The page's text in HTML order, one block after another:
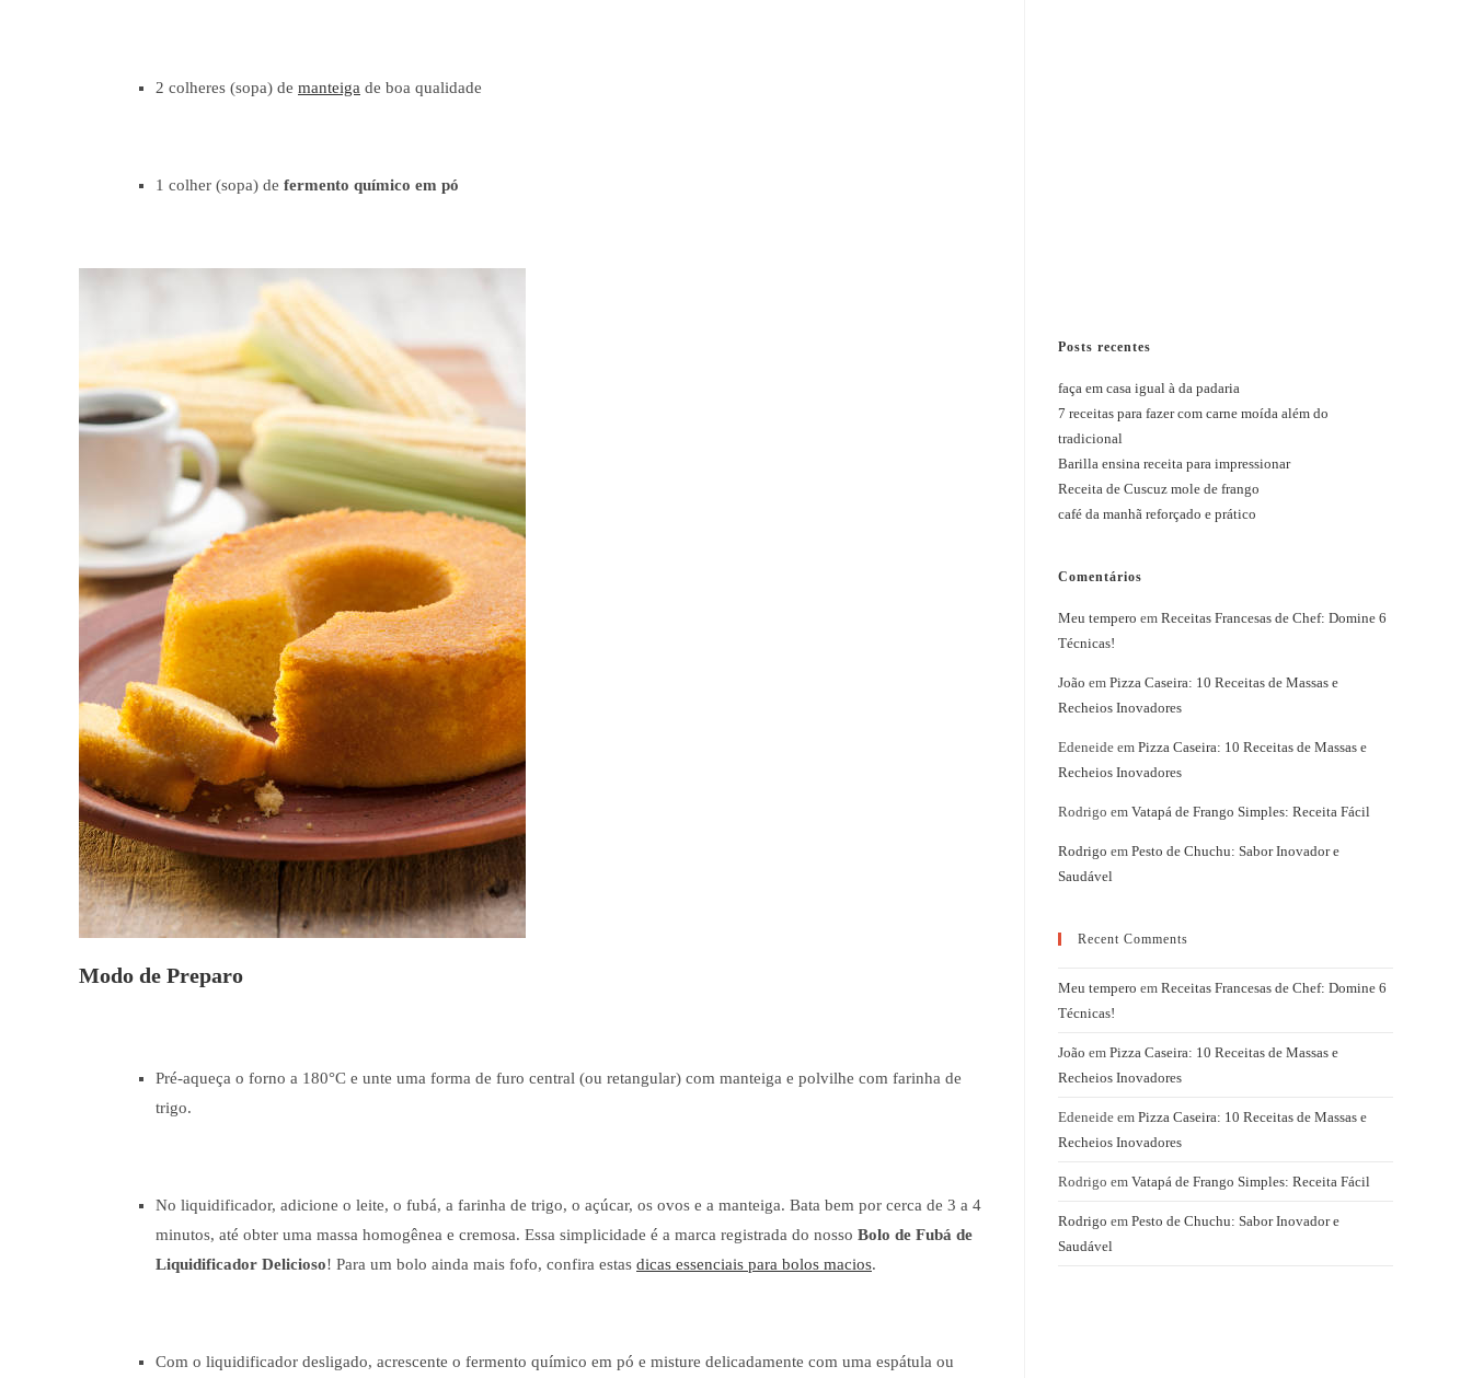
2 colheres (sopa) de manteiga de boa qualidade
1 colher (sopa) de fermento químico em pó
Modo de Preparo
Pré-aqueça o forno a 180°C e unte uma forma de furo central (ou retangular) com manteiga e polvilhe com farinha de
trigo.
No liquidificador, adicione o leite, o fubá, a farinha de trigo, o açúcar, os ovos e a manteiga. Bata bem por cerca de 3 a 4
minutos, até obter uma massa homogênea e cremosa. Essa simplicidade é a marca registrada do nosso Bolo de Fubá de
Liquidificador Delicioso! Para um bolo ainda mais fofo, confira estas dicas essenciais para bolos macios.
Com o liquidificador desligado, acrescente o fermento químico em pó e misture delicadamente com uma espátula ou
Posts recentes
faça em casa igual à da padaria
7 receitas para fazer com carne moída além do
tradicional
Barilla ensina receita para impressionar
Receita de Cuscuz mole de frango
café da manhã reforçado e prático
Comentários
Meu tempero em Receitas Francesas de Chef: Domine 6
Técnicas!
João em Pizza Caseira: 10 Receitas de Massas e
Recheios Inovadores
Edeneide em Pizza Caseira: 10 Receitas de Massas e
Recheios Inovadores
Rodrigo em Vatapá de Frango Simples: Receita Fácil
Rodrigo em Pesto de Chuchu: Sabor Inovador e
Saudável
Recent Comments
Meu tempero em Receitas Francesas de Chef: Domine 6
Técnicas!
João em Pizza Caseira: 10 Receitas de Massas e
Recheios Inovadores
Edeneide em Pizza Caseira: 10 Receitas de Massas e
Recheios Inovadores
Rodrigo em Vatapá de Frango Simples: Receita Fácil
Rodrigo em Pesto de Chuchu: Sabor Inovador e
Saudável